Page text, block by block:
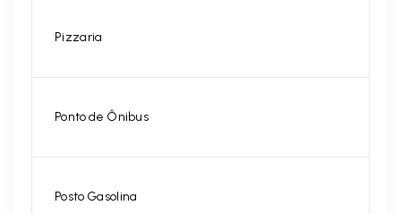
Pizzaria
Ponto de Ônibus
Posto Gasolina